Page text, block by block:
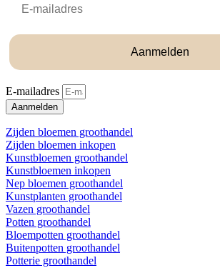
Aanmelden
E-mailadres
Aanmelden
Zijden bloemen groothandel
Zijden bloemen inkopen
Kunstbloemen groothandel
Kunstbloemen inkopen
Nep bloemen groothandel
Kunstplanten groothandel
Vazen groothandel
Potten groothandel
Bloempotten groothandel
Buitenpotten groothandel
Potterie groothandel